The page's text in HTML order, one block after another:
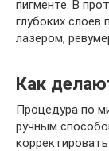
пигменте. В
глубоких слоев
лазером,
Как
Процедура по
ручным